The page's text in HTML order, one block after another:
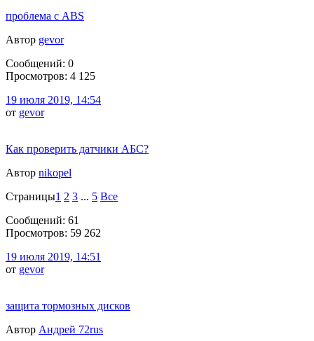
проблема с ABS
Автор gevor
Сообщений: 0
Просмотров: 4 125
19 июля 2019, 14:54
от gevor
Как проверить датчики АБС?
Автор nikopel
Страницы1 2 3 ... 5 Все
Сообщений: 61
Просмотров: 59 262
19 июля 2019, 14:51
от gevor
защита тормозных дисков
Автор Андрей 72rus